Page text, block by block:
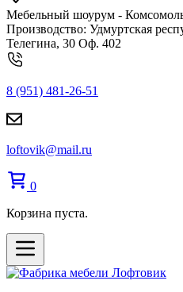
Мебельный шоурум -
Производство: Удмуртская
Телегина, 30 Оф. 402
8 (951) 481-26-51
loftovik@mail.ru
0
Корзина пуста.